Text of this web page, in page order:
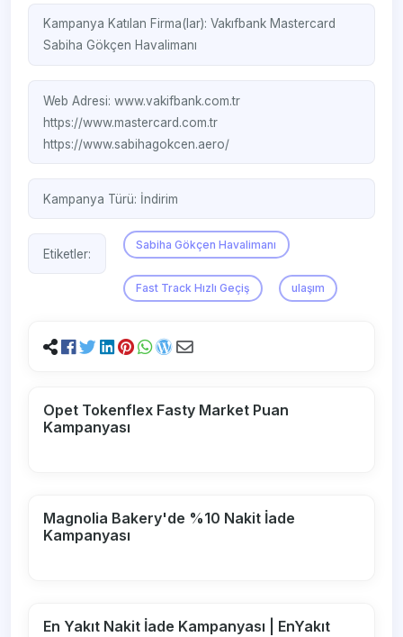
Kampanya Katılan Firma(lar):Vakıfbank Mastercard
Sabiha Gökçen Havalimanı
Web Adresi:www.vakifbank.com.tr
https://www.mastercard.com.tr
https://www.sabihagokcen.aero/
Kampanya Türü: İndirim
Etiketler:
Sabiha Gökçen Havalimanı
Fast Track Hızlı Geçiş ulaşım
Opet Tokenflex Fasty Market Puan
Kampanyası
Magnolia Bakery'de %10 Nakit İade
Kampanyası
En Yakıt Nakit İade Kampanyası | EnYakıt